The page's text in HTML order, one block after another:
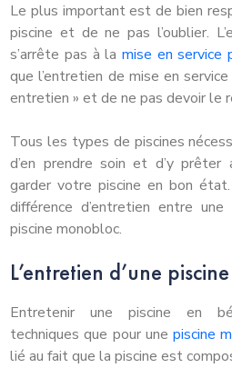
Le plus important est de bien
piscine et de ne pas l’oublier.
s’arrête pas à la mise en service
que l’entretien de mise en
entretien » et de ne pas devoir le
Tous les types de piscines
d’en prendre soin et d’y
garder votre piscine en bon
différence d’entretien entre
piscine monobloc.
L’entretien d’une
Entretenir une piscine en
techniques que pour une piscine
lié au fait que la piscine est